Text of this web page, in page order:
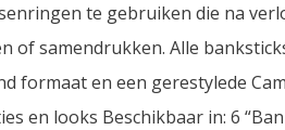
te gebruiken die na
of samendrukken. Alle
formaat en een gerestylede
en looks Beschikbaar in: 6